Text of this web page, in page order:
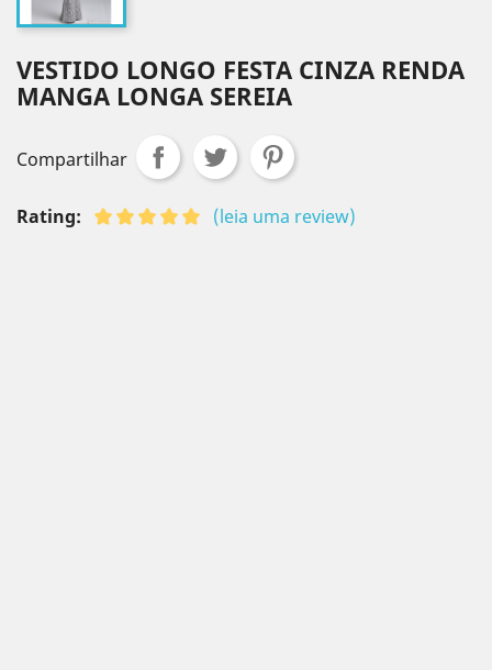
VESTIDO LONGO FESTA CINZA RENDA
MANGA LONGA SEREIA
Compartilhar
Rating: (leia uma review)